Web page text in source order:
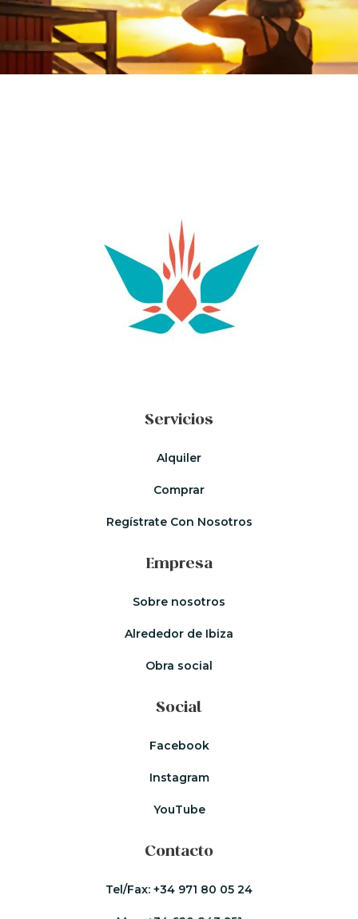
Servicios
Alquiler
Comprar
Regístrate Con Nosotros
Empresa
Sobre nosotros
Alrededor de Ibiza
Obra social
Social
Facebook
Instagram
YouTube
Contacto
Tel/Fax: +34 971 80 05 24